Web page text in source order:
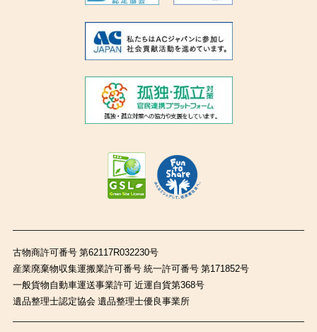
古物商許可番号 第62117R032230号
産業廃棄物収集運搬業許可番号 統一許可番号 第171852号
一般貨物自動車運送事業許可 近運自貨第368号
遺品整理士認定協会 遺品整理士優良事業所